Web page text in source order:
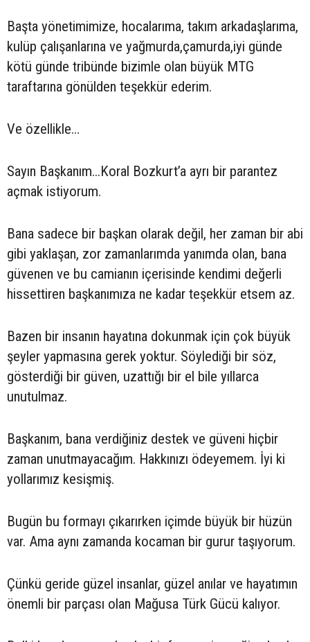
Başta yönetimimize, hocalarıma, takım arkadaşlarıma,
kulüp çalışanlarına ve yağmurda,çamurda,iyi günde
kötü günde tribünde bizimle olan büyük MTG
taraftarına gönülden teşekkür ederim.
Ve özellikle…
Sayın Başkanım...Koral Bozkurt’a ayrı bir parantez
açmak istiyorum.
Bana sadece bir başkan olarak değil, her zaman bir abi
gibi yaklaşan, zor zamanlarımda yanımda olan, bana
güvenen ve bu camianın içerisinde kendimi değerli
hissettiren başkanımıza ne kadar teşekkür etsem az.
Bazen bir insanın hayatına dokunmak için çok büyük
şeyler yapmasına gerek yoktur. Söylediği bir söz,
gösterdiği bir güven, uzattığı bir el bile yıllarca
unutulmaz.
Başkanım, bana verdiğiniz destek ve güveni hiçbir
zaman unutmayacağım. Hakkınızı ödeyemem. İyi ki
yollarımız kesişmiş.
Bugün bu formayı çıkarırken içimde büyük bir hüzün
var. Ama aynı zamanda kocaman bir gurur taşıyorum.
Çünkü geride güzel insanlar, güzel anılar ve hayatımın
önemli bir parçası olan Mağusa Türk Gücü kalıyor.